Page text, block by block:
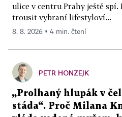
ulice v centru Prahy ještě spí.
trousit vybraní lifestyloví...
8. 8. 2026 ▪ 4 min. čtení
PETR HONZEJK
„Prolhaný hlupák v
stáda“. Proč Milana